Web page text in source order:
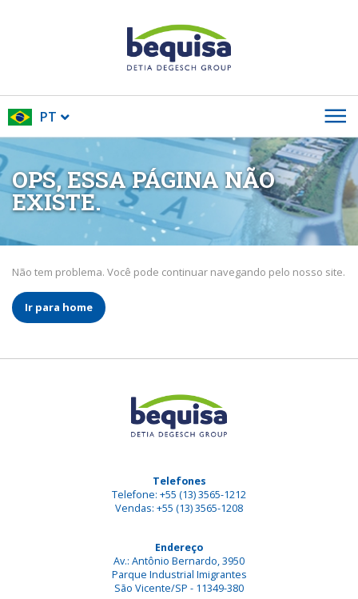
PT
OPS, ESSA PÁGINA NÃO
EXISTE.
Não tem problema. Você pode continuar navegando pelo nosso site.
Ir para home
Telefones
Telefone: +55 (13) 3565-1212
Vendas: +55 (13) 3565-1208
Endereço
Av.: Antônio Bernardo, 3950
Parque Industrial Imigrantes
São Vicente/SP - 11349-380